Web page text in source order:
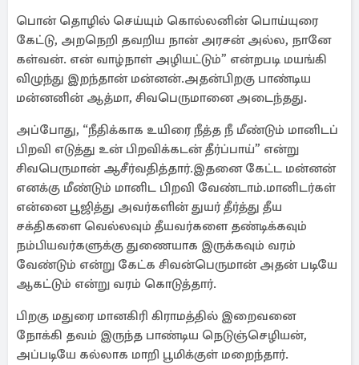
பொன் தொழில் செய்யும் கொல்லனின் பொய்யுரை
கேட்டு, அறநெறி தவறிய நான் அரசன் அல்ல, நானே
கள்வன். என் வாழ்நாள் அழியட்டும்” என்றபடி மயங்கி
விழுந்து இறந்தான் மன்னன்.அதன்பிறகு பாண்டிய
மன்னனின் ஆத்மா, சிவபெருமானை அடைந்தது.
அப்போது, “நீதிக்காக உயிரை நீத்த நீ மீண்டும் மானிடப்
பிறவி எடுத்து உன் பிறவிக்கடன் தீர்ப்பாய்” என்று
சிவபெருமான் ஆசீர்வதித்தார்.இதனை கேட்ட மன்னன்
எனக்கு மீண்டும் மானிட பிறவி வேண்டாம்.மானிடர்கள்
என்னை பூஜித்து அவர்களின் துயர் தீர்த்து தீய
சக்திகளை வெல்லவும் தீயவர்களை தண்டிக்கவும்
நம்பியவர்களுக்கு துணையாக இருக்கவும் வரம்
வேண்டும் என்று கேட்க சிவன்பெருமான் அதன் படியே
ஆகட்டும் என்று வரம் கொடுத்தார்.
பிறகு மதுரை மானகிரி கிராமத்தில் இறைவனை
நோக்கி தவம் இருந்த பாண்டிய நெடுஞ்செழியன்,
அப்படியே கல்லாக மாறி பூமிக்குள் மறைந்தார்.